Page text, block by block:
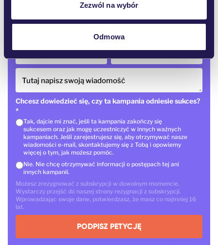
Zezwól na wybór
Odmowa
E-mail*
Kraj* Kod pocztowy
Tutaj napisz swoją wiadomość
Chcesz dowiedzieć się, czy ta kampania odniesie sukces?
*
Tak, dajcie mi znać, jeśli ta kampania zakończy się
sukcesem oraz jak mogę uczestniczyć w innych ważnych
kampaniach. Jeśli zarejestrujesz się, aby otrzymywać nasze
wiadomości e-mail, skontaktujemy się z Tobą i opowiemy
więcej o tym, jak możesz pomóc.
Nie. Nie chcę otrzymywać informacji o postępach tej ani
innych kampanii.
Możesz zrezygnować z subskrypcji w dowolnym momencie.
Wystarczy przejść do naszej strony rezygnacji z subskrypcji.
Wprowadzając swoje dane, potwierdzasz, że masz co najmniej 16
lat.
PODPISZ PETYCJĘ